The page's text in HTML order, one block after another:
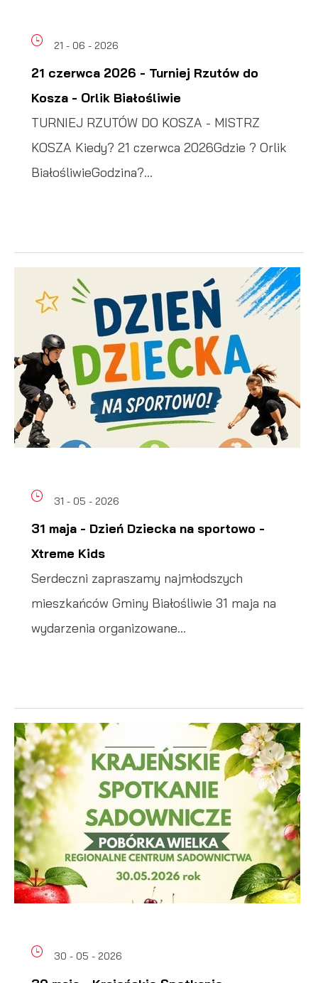
21 - 06 - 2026
21 czerwca 2026 - Turniej Rzutów do
Kosza - Orlik Białośliwie
TURNIEJ RZUTÓW DO KOSZA - MISTRZ
KOSZA Kiedy? 21 czerwca 2026Gdzie ? Orlik
BiałośliwieGodzina?...
31 - 05 - 2026
31 maja - Dzień Dziecka na sportowo -
Xtreme Kids
Serdeczni zapraszamy najmłodszych
mieszkańców Gminy Białośliwie 31 maja na
wydarzenia organizowane...
30 - 05 - 2026